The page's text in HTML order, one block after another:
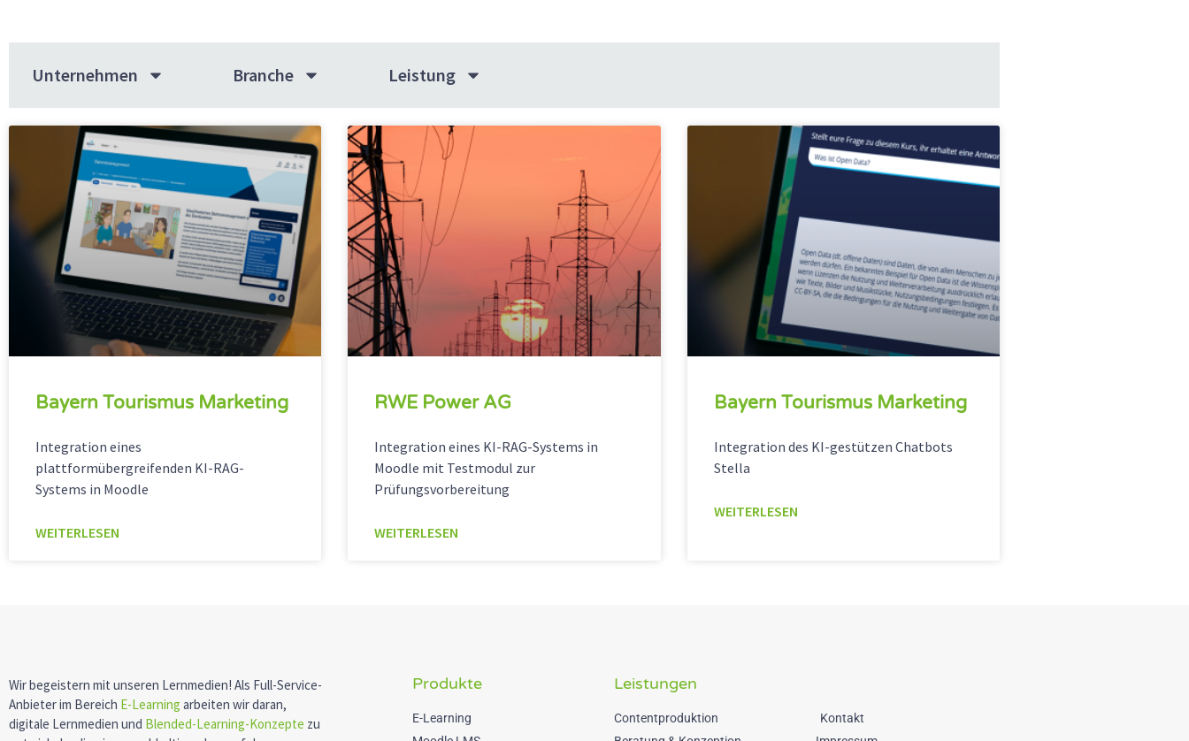
Unternehmen Branche Leistung
Bayern Tourismus Marketing
Integration eines
plattformübergreifenden KI-RAG-
Systems in Moodle
WEITERLESEN
RWE Power AG
Integration eines KI-RAG-Systems in
Moodle mit Testmodul zur
Prüfungsvorbereitung
WEITERLESEN
Bayern Tourismus Marketing
Integration des KI-gestützen Chatbots
Stella
WEITERLESEN
Wir begeistern mit unseren Lernmedien! Als Full-Service-
Anbieter im Bereich E-Learning arbeiten wir daran,
digitale Lernmedien und Blended-Learning-Konzepte zu
Produkte
E-Learning
Leistungen
Contentproduktion
Kontakt